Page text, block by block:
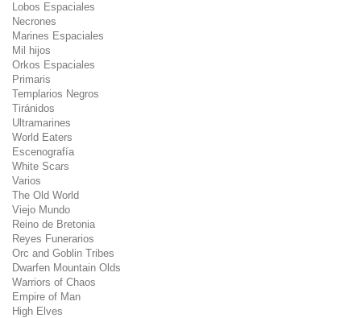
Lobos Espaciales
Necrones
Marines Espaciales
Mil hijos
Orkos Espaciales
Primaris
Templarios Negros
Tiránidos
Ultramarines
World Eaters
Escenografía
White Scars
Varios
The Old World
Viejo Mundo
Reino de Bretonia
Reyes Funerarios
Orc and Goblin Tribes
Dwarfen Mountain Olds
Warriors of Chaos
Empire of Man
High Elves